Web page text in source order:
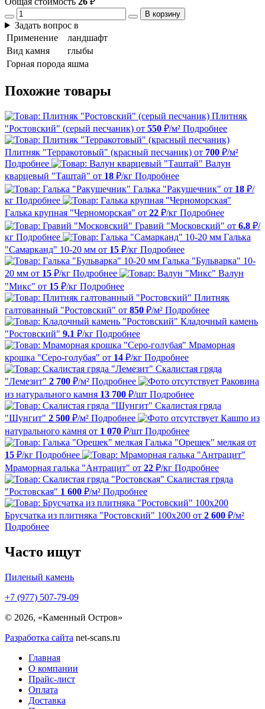
В корзину
Задать вопрос в
Применение
ландшафт
Вид камня
глыбы
Горная порода яшма
Похожие товары
Плитняк
"Ростовский" (серый песчаник) от 550 ₽/м² Подробнее
Плитняк "Терракотовый" (красный песчаник) от 700 ₽/м²
Подробнее
Валун
кварцевый "Таштай" от 18 ₽/кг Подробнее
Галька "Ракушечник" от 18 ₽/
кг Подробнее
Галька крупная "Черноморская" от 22 ₽/кг Подробнее
Гравий "Московский" от 6.8 ₽/
кг Подробнее
Галька
"Самарканд" 10-20 мм от 15 ₽/кг Подробнее
Галька "Бульварка" 10-
20 мм от 15 ₽/кг Подробнее
Валун
"Микс" от 15 ₽/кг Подробнее
Плитняк
галтованный "Ростовский" от 850 ₽/м² Подробнее
Кладочный камень
"Ростовский" 9.1 ₽/кг Подробнее
Мраморная
крошка "Серо-голубая" от 14 ₽/кг Подробнее
Скалистая гряда
"Лемезит" 2 700 ₽/м² Подробнее
Раковина
из натурального камня 13 700 ₽/шт Подробнее
Скалистая гряда
"Шунгит" 2 500 ₽/м² Подробнее
Кашпо из
натурального камня от 1 070 ₽/шт Подробнее
Галька "Орешек" мелкая от
15 ₽/кг Подробнее
Мраморная галька "Антрацит" от 22 ₽/кг Подробнее
Скалистая гряда
"Ростовская" 1 600 ₽/м² Подробнее
Брусчатка из плитняка "Ростовский" 100х200 от 2 600 ₽/м²
Подробнее
Часто ищут
Пиленый камень
+7 (977) 507-79-09
© 2026, «Каменный Остров»
Разработка сайта net-scans.ru
Главная
О компании
Прайс-лист
Оплата
Доставка